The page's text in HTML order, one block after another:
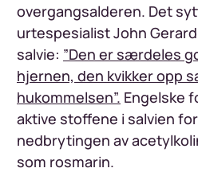
overgangsalderen. Det
urtespesialist John
salvie: ”Den er særdeles
hjernen, den kvikker opp
hukommelsen”. Engelske
aktive stoffene i salvien
nedbrytingen av
som rosmarin.